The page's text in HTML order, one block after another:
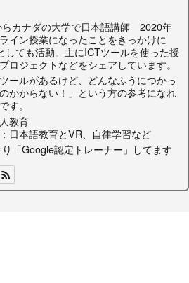
カナダの大学で日本語講師 2020年
イン授業になったことをきっかけに
しても活動。主にICTツールを使った授
ロジェクトなどをシェアしています。
ツールがあるけど、どんなふうにつかっ
かからない！」という方の参考になれ
す。
教育
日本語教育とVR、自律学習など
「Google認定トレーナー」してます